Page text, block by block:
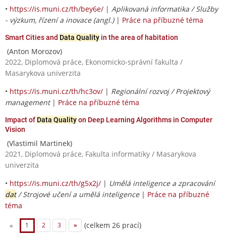
• https://is.muni.cz/th/bey6e/ | Aplikovaná informatika / Služby
- výzkum, řízení a inovace (angl.)| Práce na příbuzné téma
Smart Cities and Data Quality in the area of habitation
(Anton Morozov)
2022, Diplomová práce, Ekonomicko-správní fakulta /
Masarykova univerzita
• https://is.muni.cz/th/hc3ov/ | Regionální rozvoj / Projektový
management| Práce na příbuzné téma
Impact of Data Qualityon Deep Learning Algorithms in Computer
Vision
(Vlastimil Martinek)
2021, Diplomová práce, Fakulta informatiky / Masarykova
univerzita
• https://is.muni.cz/th/g5x2j/ | Umělá inteligence a zpracování
dat/ Strojové učení a umělá inteligence| Práce na příbuzné
téma
« 1 2 3 » (celkem 26 prací)